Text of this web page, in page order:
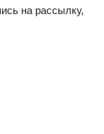
на рассылку,